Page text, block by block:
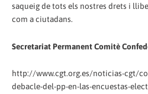
saqueig de tots els nostres drets i
com a ciutadans.
Secretariat Permanent Comitè
http://www.cgt.org.es/noticias-cgt/
debacle-del-pp-en-las-encuestas-